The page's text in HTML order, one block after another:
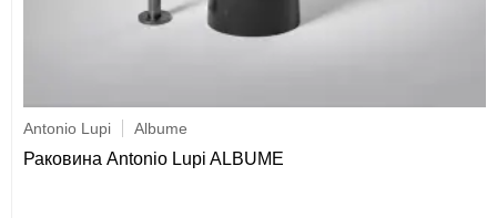
Antonio Lupi Albume
Раковина Antonio Lupi ALBUME